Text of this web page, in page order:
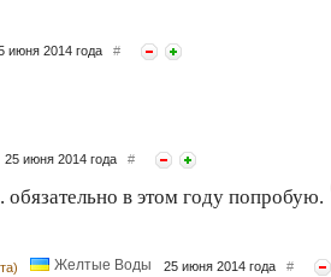
июня 2014 года #
25 июня 2014 года #
в этом году попробую.
Желтые Воды 25 июня 2014 года #